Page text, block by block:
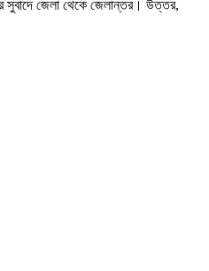
সুবাদে জেলা থেকে জেলান্তর। উত্তর,